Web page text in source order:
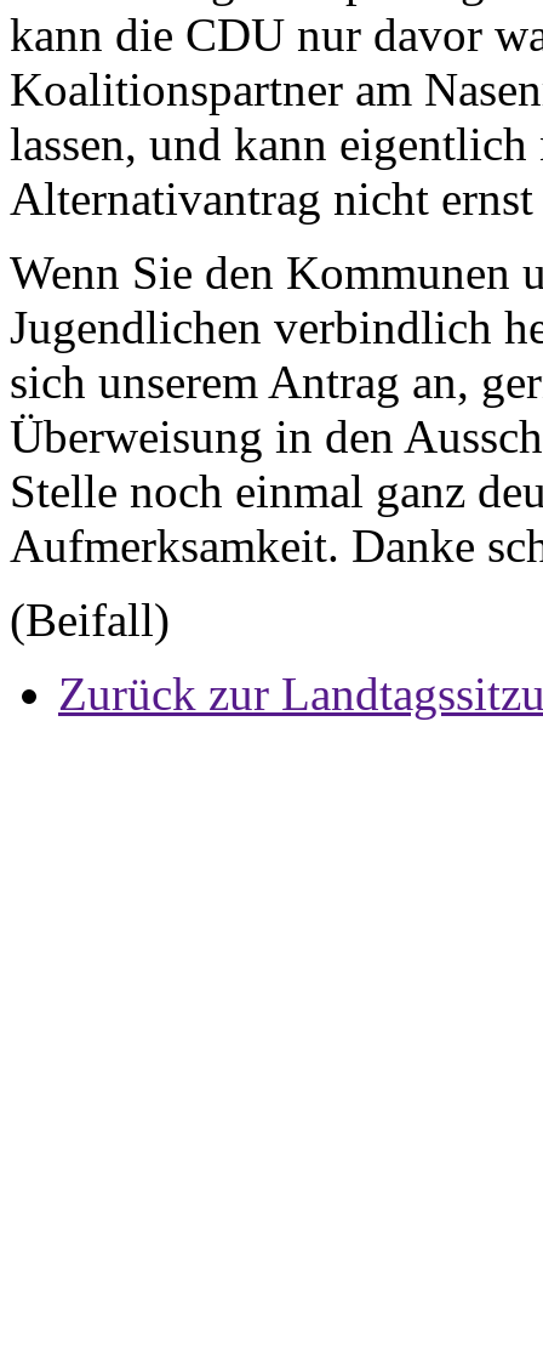
kann die CDU nur davor
Koalitionspartner am
lassen, und kann
Alternativantrag nicht
Wenn Sie den Kommunen
Jugendlichen verbindlich
sich unserem Antrag an,
Überweisung in den
Stelle noch einmal ganz
Aufmerksamkeit. Danke
(Beifall)
Zurück zur